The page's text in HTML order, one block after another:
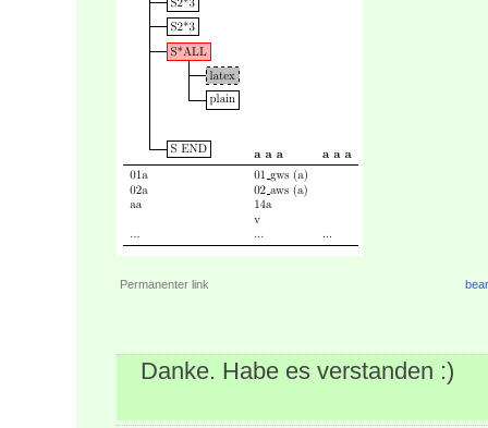
Permanenter link
Danke. Habe es verstanden :)